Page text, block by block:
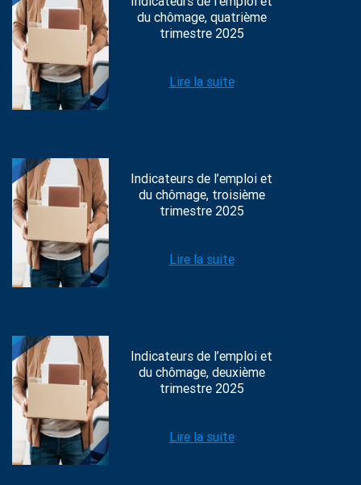
du chômage, quatrième
trimestre 2025
Lire la suite
Indicateurs de l’emploi et
du chômage, troisième
trimestre 2025
Lire la suite
Indicateurs de l’emploi et
du chômage, deuxième
trimestre 2025
Lire la suite